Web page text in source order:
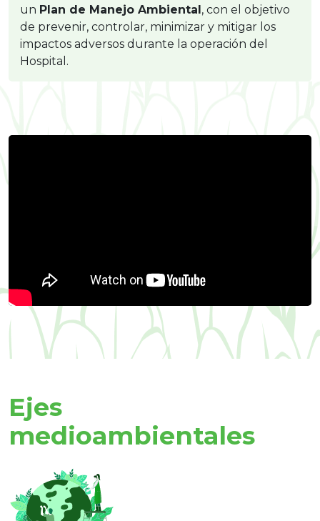
un Plan de Manejo Ambiental, con el objetivo
de prevenir, controlar, minimizar y mitigar los
impactos adversos durante la operación del
Hospital.
Ejes
medioambientales